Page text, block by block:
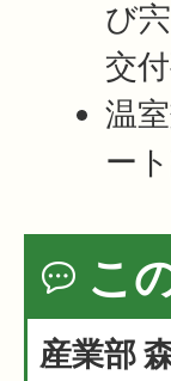
び
交
温
ー
こ
産業部